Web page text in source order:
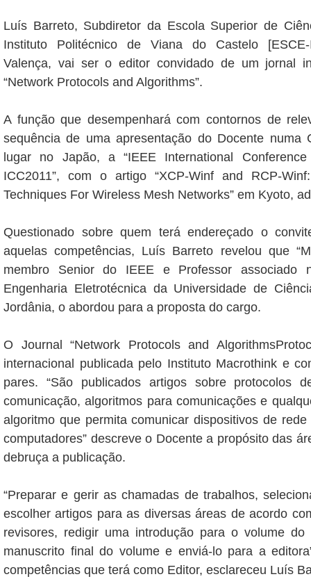
Luís Barreto, Subdiretor da Escola Superior de
Instituto Politécnico de Viana do Castelo
Valença, vai ser o editor convidado de um jornal
“Network Protocols and Algorithms”.
A função que desempenhará com contornos de
sequência de uma apresentação do Docente numa
lugar no Japão, a “IEEE International
ICC2011”, com o artigo “XCP-Winf and RCP-
Techniques For Wireless Mesh Networks” em Kyoto,
Questionado sobre quem terá endereçado o
aquelas competências, Luís Barreto revelou que
membro Senior do IEEE e Professor associado
Engenharia Eletrotécnica da Universidade de
Jordânia, o abordou para a proposta do cargo.
O Journal “Network Protocols and
internacional publicada pelo Instituto Macrothink e
pares. “São publicados artigos sobre protocolos
comunicação, algoritmos para comunicações e
algoritmo que permita comunicar dispositivos de
computadores” descreve o Docente a propósito das
debruça a publicação.
“Preparar e gerir as chamadas de trabalhos,
escolher artigos para as diversas áreas de acordo
revisores, redigir uma introdução para o volume do
manuscrito final do volume e enviá-lo para a
competências que terá como Editor, esclareceu Luís